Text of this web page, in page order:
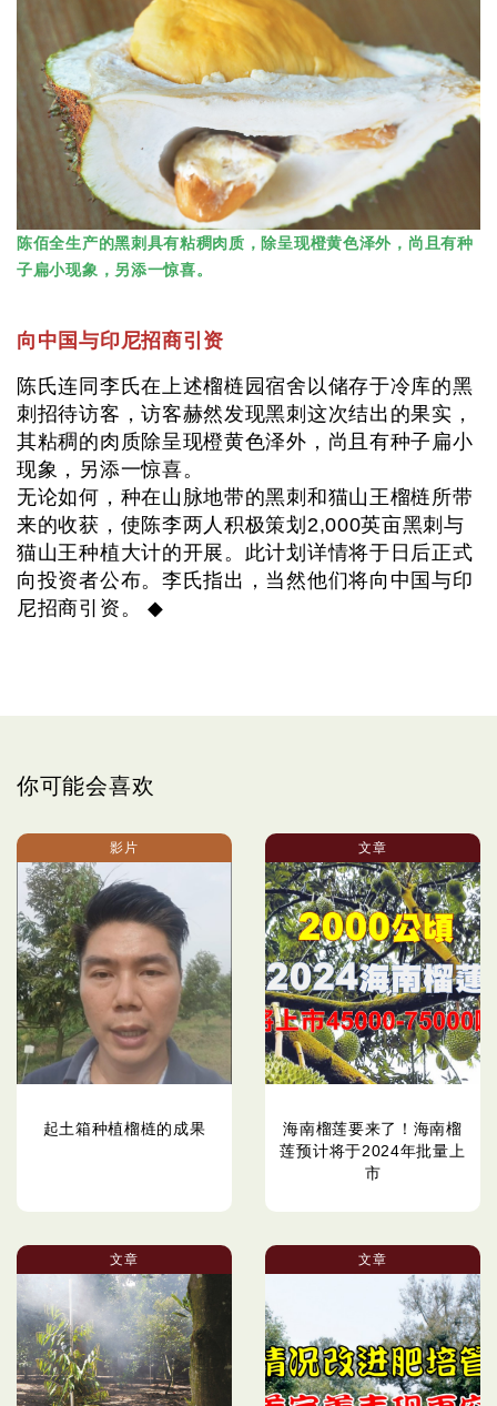
陈佰全生产的黑刺具有粘稠肉质，除呈现橙黄色泽外，尚且有种
子扁小现象，另添一惊喜。
向中国与印尼招商引资
陈氏连同李氏在上述榴梿园宿舍以储存于冷库的黑
刺招待访客，访客赫然发现黑刺这次结出的果实，
其粘稠的肉质除呈现橙黄色泽外，尚且有种子扁小
现象，另添一惊喜。
无论如何，种在山脉地带的黑刺和猫山王榴梿所带
来的收获，使陈李两人积极策划2,000英亩黑刺与
猫山王种植大计的开展。此计划详情将于日后正式
向投资者公布。李氏指出，当然他们将向中国与印
尼招商引资。 ◆
你可能会喜欢
影片
起土箱种植榴梿的成果
文章
海南榴莲要来了！海南榴
莲预计将于2024年批量上
市
文章 文章